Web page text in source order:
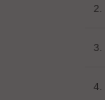
2.
3.
4.